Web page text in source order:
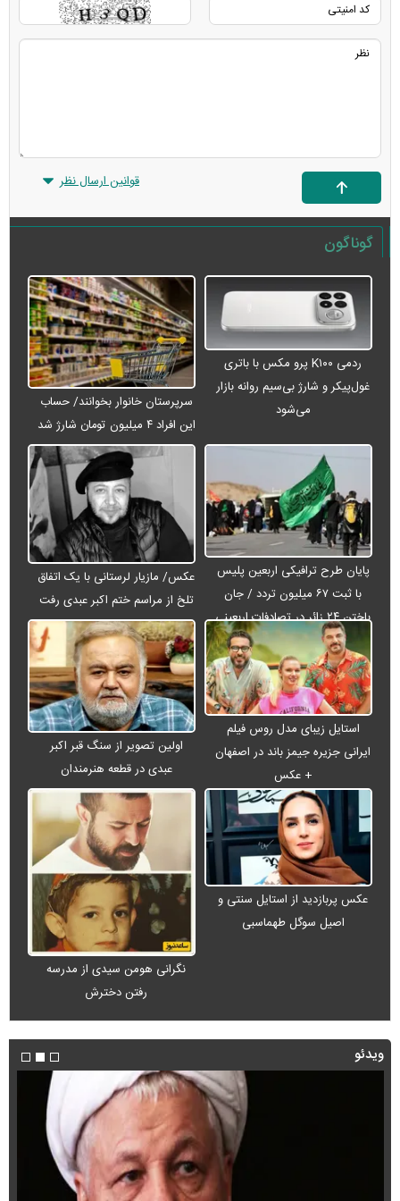
قوانین ارسال نظر
گوناگون
ردمی K۱۰۰ پرو مکس با باتری
غول‌پیکر و شارژ بی‌سیم روانه بازار
می‌شود
سرپرستان خانوار بخوانند/ حساب
این افراد ۴ میلیون تومان شارژ شد
پایان طرح ترافیکی اربعین پلیس
با ثبت ۶۷ میلیون تردد / جان
باختن ۲۴ زائر در تصادفات اربعینی
عکس/ مازیار لرستانی با یک اتفاق
تلخ از مراسم ختم اکبر عبدی رفت
استایل زیبای مدل روس فیلم
ایرانی جزیره جیمز باند در اصفهان
+ عکس
اولین تصویر از سنگ قبر اکبر
عبدی در قطعه هنرمندان
عکس پربازدید از استایل سنتی و
اصیل سوگل طهماسبی
نگرانی هومن سیدی از مدرسه
رفتن دخترش
ویدئو